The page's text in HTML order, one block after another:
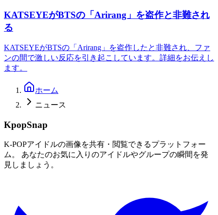
KATSEYEがBTSの「Arirang」を盗作と非難され
る
KATSEYEがBTSの「Arirang」を盗作したと非難され、ファ
ンの間で激しい反応を引き起こしています。詳細をお伝えし
ます。
ホーム
ニュース
KpopSnap
K-POPアイドルの画像を共有・閲覧できるプラットフォー
ム。 あなたのお気に入りのアイドルやグループの瞬間を発
見しましょう。